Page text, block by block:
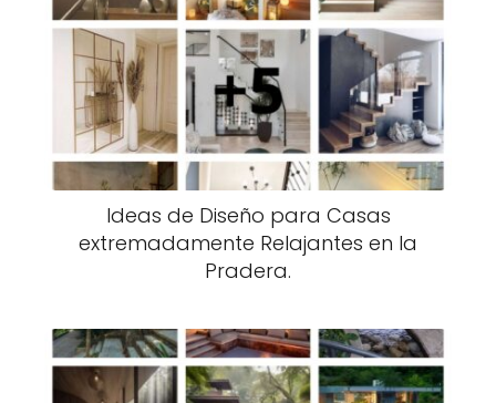
Ideas de Diseño para Casas
extremadamente Relajantes en la
Pradera.